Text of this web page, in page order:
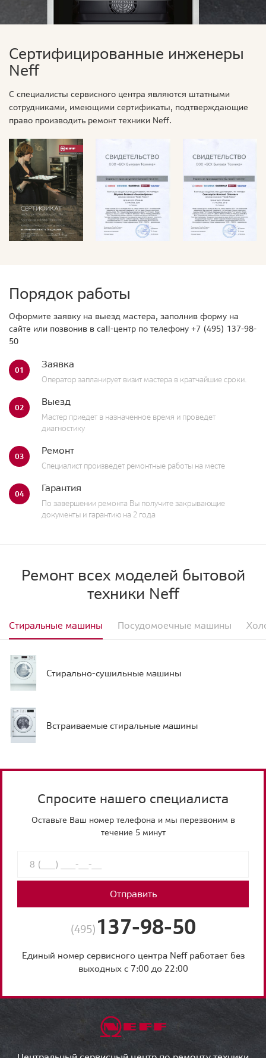
Сертифицированные инженеры
Neff
С специалисты сервисного центра являются штатными
сотрудниками, имеющими сертификаты, подтверждающие
право производить ремонт техники Neff.
Порядок работы
Оформите заявку на выезд мастера, заполнив форму на
сайте или позвонив в call-центр по телефону +7 (495) 137-98-
50
01 Заявка
Оператор запланирует визит мастера в кратчайшие сроки.
02 Выезд
Мастер приедет в назначенное время и проведет
диагностику
03 Ремонт
Специалист произведет ремонтные работы на месте
04 Гарантия
По завершении ремонта Вы получите закрывающие
документы и гарантию на 2 года
Ремонт всех моделей бытовой
техники Neff
Стиральные машины Посудомоечные машины
Стирально-сушильные машины
Встраиваемые стиральные машины
Спросите нашего специалиста
Оставьте Ваш номер телефона и мы перезвоним в
течение 5 минут
Отправить
(495) 137-98-50
Единый номер сервисного центра Neff работает без
выходных с 7:00 до 22:00